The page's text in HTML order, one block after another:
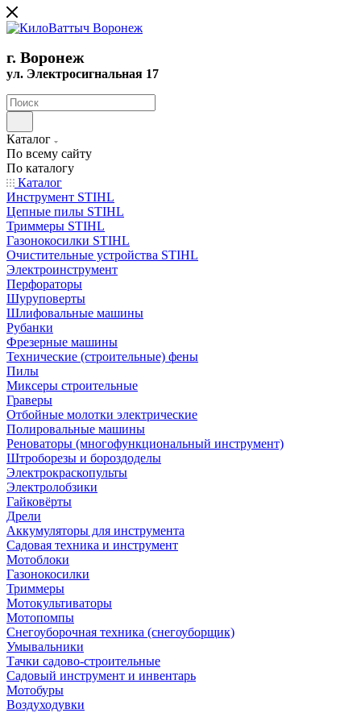
г. Воронеж
ул. Электросигнальная 17
Каталог
По всему сайту
По каталогу
Каталог
Инструмент STIHL
Цепные пилы STIHL
Триммеры STIHL
Газонокосилки STIHL
Очистительные устройства STIHL
Электроинструмент
Перфораторы
Шуруповерты
Шлифовальные машины
Рубанки
Фрезерные машины
Технические (строительные) фены
Пилы
Миксеры строительные
Граверы
Отбойные молотки электрические
Полировальные машины
Реноваторы (многофункциональный инструмент)
Штроборезы и бороздоделы
Электрокраскопульты
Электролобзики
Гайковёрты
Дрели
Аккумуляторы для инструмента
Садовая техника и инструмент
Мотоблоки
Газонокосилки
Триммеры
Мотокультиваторы
Мотопомпы
Снегоуборочная техника (снегоуборщик)
Умывальники
Тачки садово-строительные
Садовый инструмент и инвентарь
Мотобуры
Воздуходувки